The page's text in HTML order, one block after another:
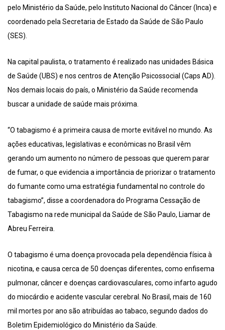
pelo Ministério da Saúde, pelo Instituto Nacional do Câncer (Inca) e
coordenado pela Secretaria de Estado da Saúde de São Paulo
(SES).
Na capital paulista, o tratamento é realizado nas unidades Básica
de Saúde (UBS) e nos centros de Atenção Psicossocial (Caps AD).
Nos demais locais do país, o Ministério da Saúde recomenda
buscar a unidade de saúde mais próxima.
“O tabagismo é a primeira causa de morte evitável no mundo. As
ações educativas, legislativas e econômicas no Brasil vêm
gerando um aumento no número de pessoas que querem parar
de fumar, o que evidencia a importância de priorizar o tratamento
do fumante como uma estratégia fundamental no controle do
tabagismo”, disse a coordenadora do Programa Cessação de
Tabagismo na rede municipal da Saúde de São Paulo, Liamar de
Abreu Ferreira.
O tabagismo é uma doença provocada pela dependência física à
nicotina, e causa cerca de 50 doenças diferentes, como enfisema
pulmonar, câncer e doenças cardiovasculares, como infarto agudo
do miocárdio e acidente vascular cerebral. No Brasil, mais de 160
mil mortes por ano são atribuídas ao tabaco, segundo dados do
Boletim Epidemiológico do Ministério da Saúde.